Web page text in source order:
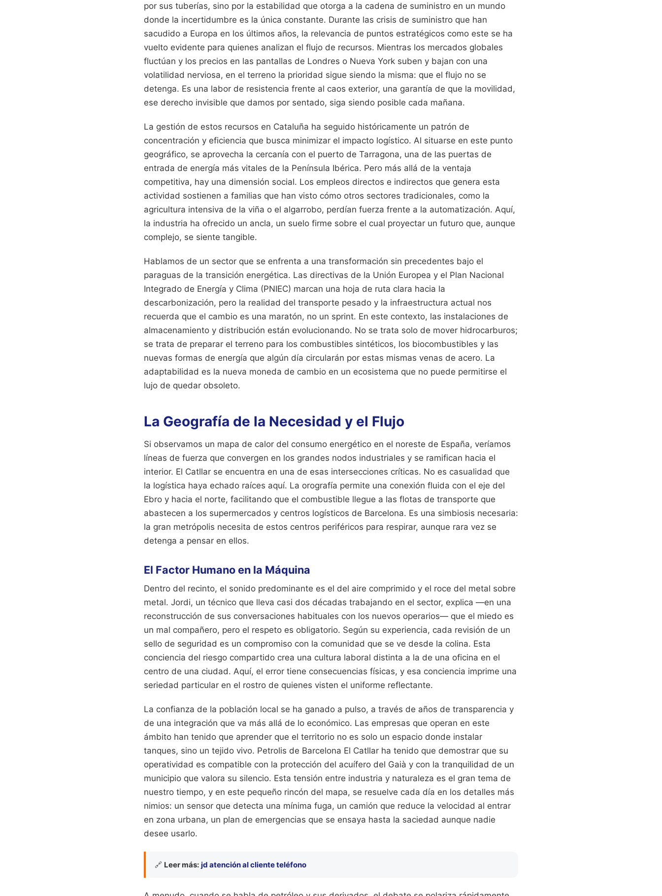
por sus tuberías, sino por la estabilidad que otorga a la cadena de suministro en un mundo
donde la incertidumbre es la única constante. Durante las crisis de suministro que han
sacudido a Europa en los últimos años, la relevancia de puntos estratégicos como este se ha
vuelto evidente para quienes analizan el flujo de recursos. Mientras los mercados globales
fluctúan y los precios en las pantallas de Londres o Nueva York suben y bajan con una
volatilidad nerviosa, en el terreno la prioridad sigue siendo la misma: que el flujo no se
detenga. Es una labor de resistencia frente al caos exterior, una garantía de que la movilidad,
ese derecho invisible que damos por sentado, siga siendo posible cada mañana.
La gestión de estos recursos en Cataluña ha seguido históricamente un patrón de
concentración y eficiencia que busca minimizar el impacto logístico. Al situarse en este punto
geográfico, se aprovecha la cercanía con el puerto de Tarragona, una de las puertas de
entrada de energía más vitales de la Península Ibérica. Pero más allá de la ventaja
competitiva, hay una dimensión social. Los empleos directos e indirectos que genera esta
actividad sostienen a familias que han visto cómo otros sectores tradicionales, como la
agricultura intensiva de la viña o el algarrobo, perdían fuerza frente a la automatización. Aquí,
la industria ha ofrecido un ancla, un suelo firme sobre el cual proyectar un futuro que, aunque
complejo, se siente tangible.
Hablamos de un sector que se enfrenta a una transformación sin precedentes bajo el
paraguas de la transición energética. Las directivas de la Unión Europea y el Plan Nacional
Integrado de Energía y Clima (PNIEC) marcan una hoja de ruta clara hacia la
descarbonización, pero la realidad del transporte pesado y la infraestructura actual nos
recuerda que el cambio es una maratón, no un sprint. En este contexto, las instalaciones de
almacenamiento y distribución están evolucionando. No se trata solo de mover hidrocarburos;
se trata de preparar el terreno para los combustibles sintéticos, los biocombustibles y las
nuevas formas de energía que algún día circularán por estas mismas venas de acero. La
adaptabilidad es la nueva moneda de cambio en un ecosistema que no puede permitirse el
lujo de quedar obsoleto.
La Geografía de la Necesidad y el Flujo
Si observamos un mapa de calor del consumo energético en el noreste de España, veríamos
líneas de fuerza que convergen en los grandes nodos industriales y se ramifican hacia el
interior. El Catllar se encuentra en una de esas intersecciones críticas. No es casualidad que
la logística haya echado raíces aquí. La orografía permite una conexión fluida con el eje del
Ebro y hacia el norte, facilitando que el combustible llegue a las flotas de transporte que
abastecen a los supermercados y centros logísticos de Barcelona. Es una simbiosis necesaria:
la gran metrópolis necesita de estos centros periféricos para respirar, aunque rara vez se
detenga a pensar en ellos.
El Factor Humano en la Máquina
Dentro del recinto, el sonido predominante es el del aire comprimido y el roce del metal sobre
metal. Jordi, un técnico que lleva casi dos décadas trabajando en el sector, explica —en una
reconstrucción de sus conversaciones habituales con los nuevos operarios— que el miedo es
un mal compañero, pero el respeto es obligatorio. Según su experiencia, cada revisión de un
sello de seguridad es un compromiso con la comunidad que se ve desde la colina. Esta
conciencia del riesgo compartido crea una cultura laboral distinta a la de una oficina en el
centro de una ciudad. Aquí, el error tiene consecuencias físicas, y esa conciencia imprime una
seriedad particular en el rostro de quienes visten el uniforme reflectante.
La confianza de la población local se ha ganado a pulso, a través de años de transparencia y
de una integración que va más allá de lo económico. Las empresas que operan en este
ámbito han tenido que aprender que el territorio no es solo un espacio donde instalar
tanques, sino un tejido vivo. Petrolis de Barcelona El Catllar ha tenido que demostrar que su
operatividad es compatible con la protección del acuífero del Gaià y con la tranquilidad de un
municipio que valora su silencio. Esta tensión entre industria y naturaleza es el gran tema de
nuestro tiempo, y en este pequeño rincón del mapa, se resuelve cada día en los detalles más
nimios: un sensor que detecta una mínima fuga, un camión que reduce la velocidad al entrar
en zona urbana, un plan de emergencias que se ensaya hasta la saciedad aunque nadie
desee usarlo.
🔗 Leer más: jd atención al cliente teléfono